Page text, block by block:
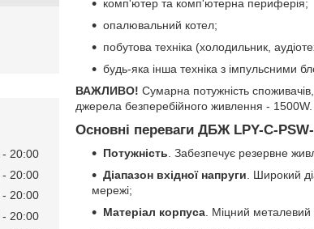
комп'ютер та комп'ютерна периферія;
опалювальний котел;
побутова техніка (холодильник,
будь-яка інша техніка з імпульсними
ВАЖЛИВО! Сумарна потужність
джерела безперебійного живлення - 1500W.
Основні переваги ДБЖ LPY-С-PSW-
Потужність . Забезпечує резервне
Діапазон вхідної напруги . Широкий
мережі;
Матеріал корпуса . Міцний металевий
20:00
20:00
20:00
20:00